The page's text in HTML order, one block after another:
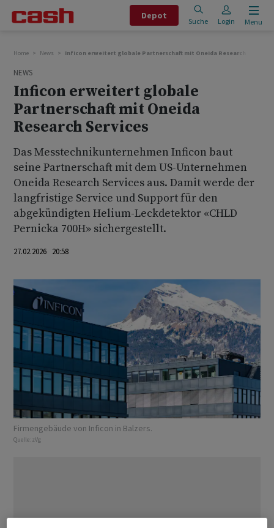
Depot
Suche Login Menu
Home News Inficon erweitert globale Partnerschaft mit Oneida Research Services
NEWS
Inficon erweitert globale
Partnerschaft mit Oneida
Research Services
Das Messtechnikunternehmen Inficon baut
seine Partnerschaft mit dem US-Unternehmen
Oneida Research Services aus. Damit werde der
langfristige Service und Support für den
abgekündigten Helium-Leckdetektor «CHLD
Pernicka 700H» sichergestellt.
27.02.2026 20:58
Firmengebäude von Inficon in Balzers.
Quelle: zVg